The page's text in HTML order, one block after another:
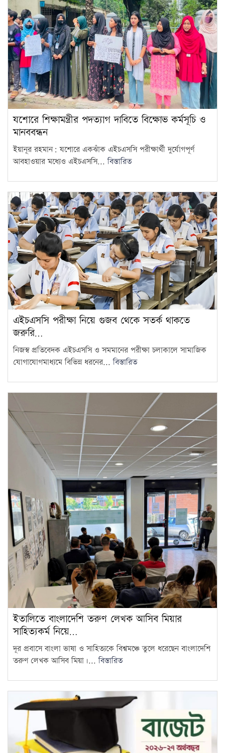
যশোরে শিক্ষামন্ত্রীর পদত্যাগ দাবিতে বিক্ষোভ কর্মসূচি ও
মানববন্ধন
ইয়ানূর রহমান: যশোরে একঝাঁক এইচএসসি পরীক্ষার্থী দুর্যোগপূর্ণ
আবহাওয়ার মধ্যেও এইচএসসি...বিস্তারিত
এইচএসসি পরীক্ষা নিয়ে গুজব থেকে সতর্ক থাকতে
জরুরি…
নিজস্ব প্রতিবেদক এইচএসসি ও সমমানের পরীক্ষা চলাকালে সামাজিক
যোগাযোগমাধ্যমে বিভিন্ন ধরনের...বিস্তারিত
ইতালিতে বাংলাদেশি তরুণ লেখক আসিব মিয়ার
সাহিত্যকর্ম নিয়ে…
দূর প্রবাসে বাংলা ভাষা ও সাহিত্যকে বিশ্বমঞ্চে তুলে ধরেছেন বাংলাদেশি
তরুণ লেখক আসিব মিয়া।...বিস্তারিত